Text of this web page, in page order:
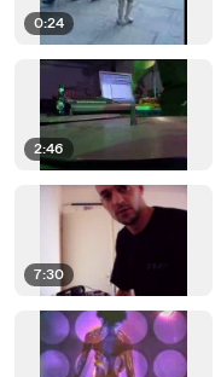
0:24
2:46
7:30